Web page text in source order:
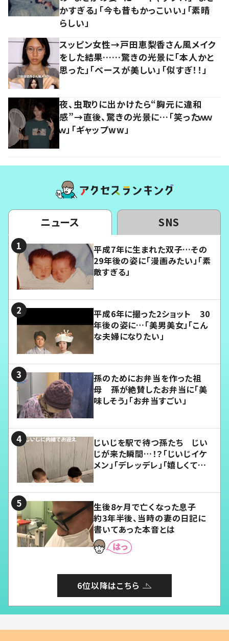
かすぎる」「今も昔もかっこいい」「素晴
らしい」
スッピン女性→戸田恵梨香さん風メイク
をした結果……驚きの光景に「本人かと
思った」「ベースが美しい」「似すぎ！！」
夜、虫取りに出かけたら“胸元に違和
感”→直後、驚きの光景に…「笑ったｗｗ
ｗ」「ギャップww」
ニュース SNS
平成7年に生まれた双子…その
29年後の姿に「漫画みたい」「素
敵すぎる」
平成6年に撮った2ショット 30
年後の姿に…「美男美女」「こん
な夫婦になりたい」
孫のためにお弁当を作った祖
母 孫が絶賛したお弁当に「美
味しそう」「お弁当すごい」
じいじを駅で待つ孫たち じい
じが来た瞬間…！？「じいじイケ
メン」「デレッデレ」「嬉しくて可
生後8ヶ月で亡くなった息子
約3年半後、当時の妻の日記に
書いてあった本音とは
6位以降はこちら